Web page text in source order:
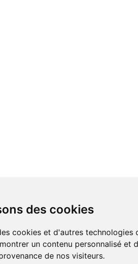
des cookies
cookies et d'autres
un contenu personnalisé
de nos visiteurs.